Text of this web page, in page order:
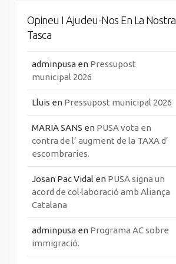
Opineu I Ajudeu-Nos En La Nostra
Tasca
adminpusa en Pressupost
municipal 2026
Lluis en Pressupost municipal 2026
MARIA SANS en PUSA vota en
contra de l’ augment de la TAXA d’
escombraries.
Josan Pac Vidal en PUSA signa un
acord de col·laboració amb Aliança
Catalana
adminpusa en Programa AC sobre
immigració.